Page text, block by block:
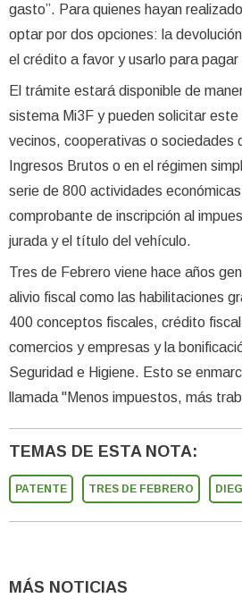
gasto”. Para quienes hayan
optar por dos opciones: la
el crédito a favor y usarlo para
El trámite estará disponible de
sistema Mi3F y pueden solicitar
vecinos, cooperativas o sociedades
Ingresos Brutos o en el régimen
serie de 800 actividades
comprobante de inscripción al
jurada y el título del vehículo.
Tres de Febrero viene hace años
alivio fiscal como las habilitaciones
400 conceptos fiscales, crédito
comercios y empresas y la
Seguridad e Higiene. Esto se
llamada "Menos impuestos, más
TEMAS DE ESTA NOTA:
PATENTE TRES DE FEBRERO
MÁS NOTICIAS